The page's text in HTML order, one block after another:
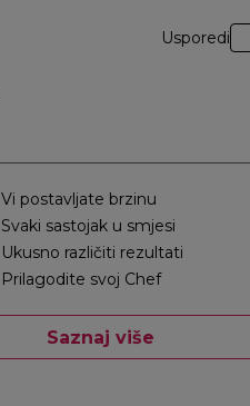
Usporedi
Vi postavljate brzinu
Svaki sastojak u smjesi
Ukusno različiti rezultati
Prilagodite svoj Chef
Saznaj više